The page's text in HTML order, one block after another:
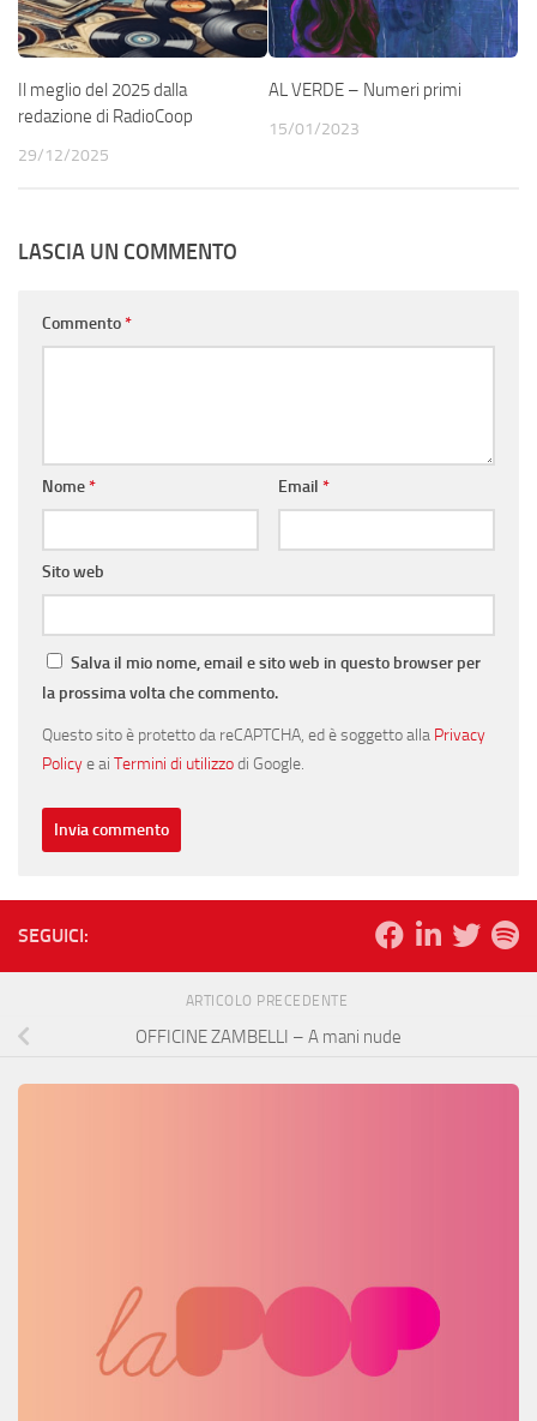
Il meglio del 2025 dalla
redazione di RadioCoop
29/12/2025
AL VERDE – Numeri primi
15/01/2023
LASCIA UN COMMENTO
Commento*
Nome* Email *
Sito web
Salva il mio nome, email e sito web in questo browser per
la prossima volta che commento.
Questo sito è protetto da reCAPTCHA, ed è soggetto alla Privacy
Policye ai Termini di utilizzodi Google.
SEGUICI:
ARTICOLO PRECEDENTE
OFFICINE ZAMBELLI – A mani nude